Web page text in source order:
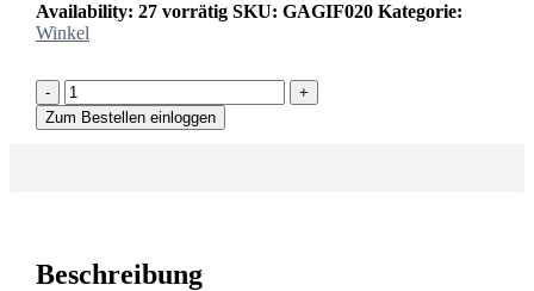
Availability: 27 vorrätig SKU: GAGIF020 Kategorie:
Winkel
-
+
Zum Bestellen einloggen
Beschreibung